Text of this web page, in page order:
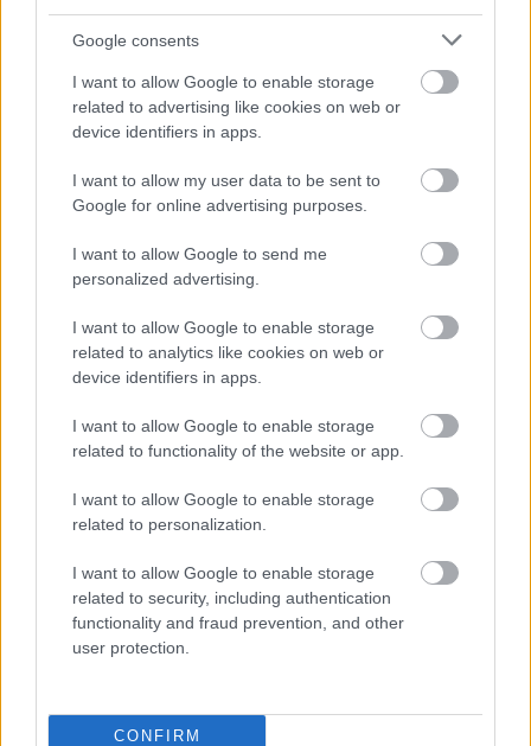
Google consents
I want to allow Google to enable storage
related to advertising like cookies on web or
device identifiers in apps.
I want to allow my user data to be sent to
Google for online advertising purposes.
I want to allow Google to send me
personalized advertising.
I want to allow Google to enable storage
related to analytics like cookies on web or
device identifiers in apps.
I want to allow Google to enable storage
related to functionality of the website or app.
I want to allow Google to enable storage
related to personalization.
I want to allow Google to enable storage
related to security, including authentication
functionality and fraud prevention, and other
user protection.
CONFIRM